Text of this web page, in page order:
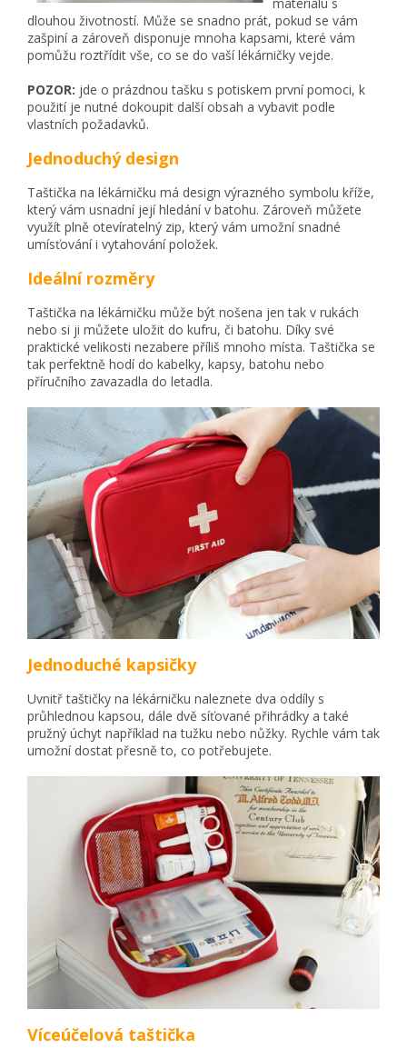
dlouhou životností. Může se snadno prát, pokud se vám
zašpiní a zároveň disponuje mnoha kapsami, které vám
pomůžu roztřídit vše, co se do vaší lékárničky vejde.
POZOR: jde o prázdnou tašku s potiskem první pomoci, k
použití je nutné dokoupit další obsah a vybavit podle
vlastních požadavků.
Jednoduchý design
Taštička na lékárničku má design výrazného symbolu kříže,
který vám usnadní její hledání v batohu. Zároveň můžete
využít plně otevíratelný zip, který vám umožní snadné
umísťování i vytahování položek.
Ideální rozměry
Taštička na lékárničku může být nošena jen tak v rukách
nebo si ji můžete uložit do kufru, či batohu. Díky své
praktické velikosti nezabere příliš mnoho místa. Taštička se
tak perfektně hodí do kabelky, kapsy, batohu nebo
příručního zavazadla do letadla.
Jednoduché kapsičky
Uvnitř taštičky na lékárničku naleznete dva oddíly s
průhlednou kapsou, dále dvě síťované přihrádky a také
pružný úchyt například na tužku nebo nůžky. Rychle vám tak
umožní dostat přesně to, co potřebujete.
Víceúčelová taštička